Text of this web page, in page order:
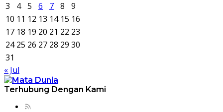
3
4 5 6 7 8
9
10 11 12 13 14 15 16
17 18 19 20 21 22 23
24 25 26 27 28 29 30
31
« Jul
Terhubung Dengan Kami